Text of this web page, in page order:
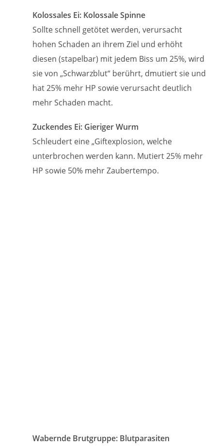
Kolossales Ei: Kolossale Spinne
Sollte schnell getötet werden, verursacht
hohen Schaden an ihrem Ziel und erhöht
diesen (stapelbar) mit jedem Biss um 25%, wird
sie von „Schwarzblut“ berührt, dmutiert sie und
hat 25% mehr HP sowie verursacht deutlich
mehr Schaden macht.
Zuckendes Ei: Gieriger Wurm
Schleudert eine „Giftexplosion, welche
unterbrochen werden kann. Mutiert 25% mehr
HP sowie 50% mehr Zaubertempo.
Wabernde Brutgruppe: Blutparasiten